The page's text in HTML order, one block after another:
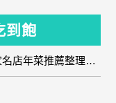
到飽
2024年菜預購、年菜宅配外帶，24家名店年菜推薦整理，圍爐輕鬆上菜團圓趣